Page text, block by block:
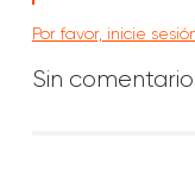
Por favor, inicie
Sin